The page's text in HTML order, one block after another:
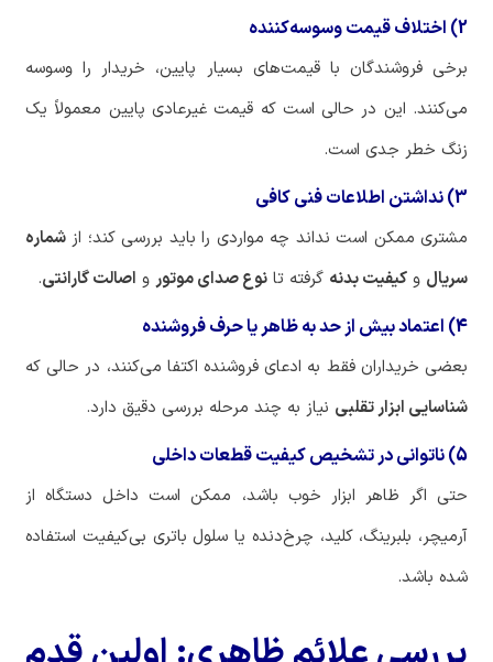
2) اختلاف قیمت وسوسه‌کننده
برخی فروشندگان با قیمت‌های بسیار پایین، خریدار را وسوسه
می‌کنند. این در حالی است که قیمت غیرعادی پایین معمولاً یک
زنگ خطر جدی است.
3) نداشتن اطلاعات فنی کافی
مشتری ممکن است نداند چه مواردی را باید بررسی کند؛ از شماره
سریال و کیفیت بدنه گرفته تا نوع صدای موتور و اصالت گارانتی.
4) اعتماد بیش از حد به ظاهر یا حرف فروشنده
بعضی خریداران فقط به ادعای فروشنده اکتفا می‌کنند، در حالی که
شناسایی ابزار تقلبی نیاز به چند مرحله بررسی دقیق دارد.
5) ناتوانی در تشخیص کیفیت قطعات داخلی
حتی اگر ظاهر ابزار خوب باشد، ممکن است داخل دستگاه از
آرمیچر، بلبرینگ، کلید، چرخ‌دنده یا سلول باتری بی‌کیفیت استفاده
شده باشد.